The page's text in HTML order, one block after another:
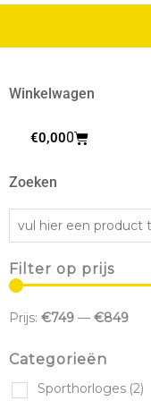
Winkelwagen
€0,000
Winkelwagen
Zoeken
Filter op prijs
Prijs: €749 — €849
Categorieën
Sporthorloges (2)